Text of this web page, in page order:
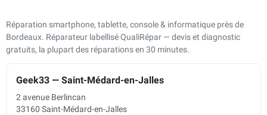
Réparation smartphone, tablette, console & informatique près de
Bordeaux. Réparateur labellisé QualiRépar — devis et diagnostic
gratuits, la plupart des réparations en 30 minutes.
Geek33 — Saint-Médard-en-Jalles
2 avenue Berlincan
33160 Saint-Médard-en-Jalles